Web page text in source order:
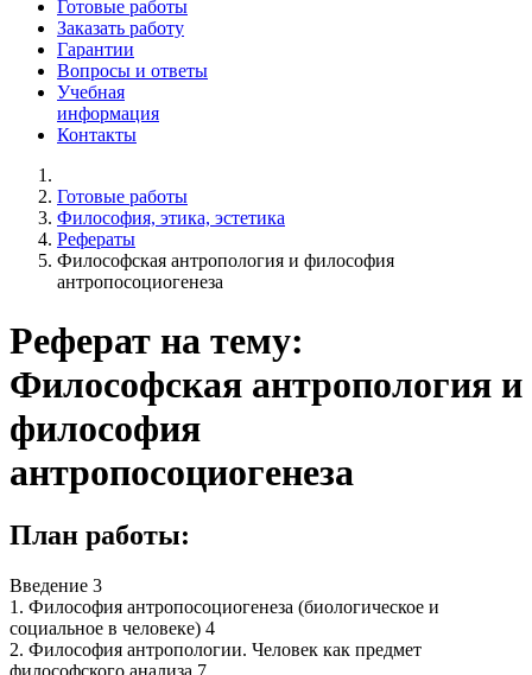
Готовые работы
Заказать работу
Гарантии
Вопросы и ответы
Учебная
информация
Контакты
Готовые работы
Философия, этика, эстетика
Рефераты
Философская антропология и философия
антропосоциогенеза
Реферат на тему:
Философская антропология и
философия
антропосоциогенеза
План работы:
Введение 3
1. Философия антропосоциогенеза (биологическое и
социальное в человеке) 4
2. Философия антропологии. Человек как предмет
философского анализа 7